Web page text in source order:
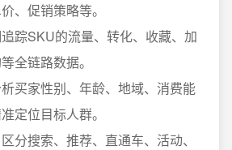
、促销策略等。
踪SKU的流量、转化、收藏、加
全链路数据。
买家性别、年龄、地域、消费能
定位目标人群。
分搜索、推荐、直通车、活动、